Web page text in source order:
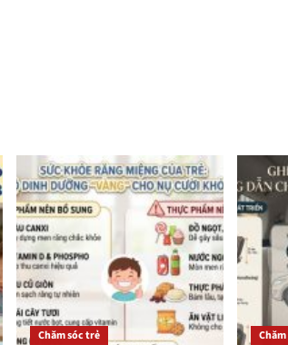
Chăm sóc trẻ